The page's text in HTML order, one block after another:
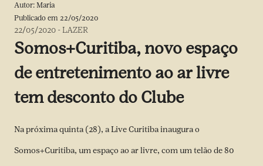
Autor: Maria
Publicado em 22/05/2020
22/05/2020 -LAZER
Somos+Curitiba, novo espaço
de entretenimento ao ar livre
tem desconto do Clube
Na próxima quinta (28), a Live Curitiba inaugura o
Somos+Curitiba, um espaço ao ar livre, com um telão de 80